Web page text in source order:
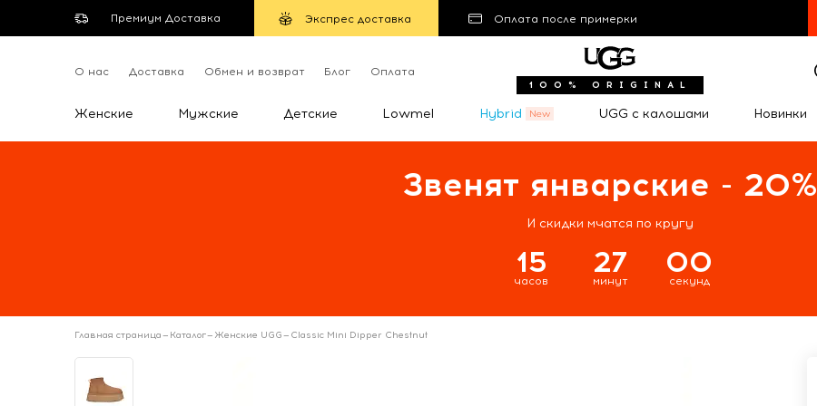
Премиум Доставка Экспрес доставка Оплата после примерки
О нас Доставка Обмен и возврат Блог Оплата
100% ORIGINAL
Женские Мужские Детские Lowmel Hybrid UGG с калошами Новинки
Звенят январские - 20%
И скидки мчатся по кругу
15
часов
26
минут
59
секунд
Главная страница— Каталог— Женские UGG— Classic Mini Dipper Chestnut